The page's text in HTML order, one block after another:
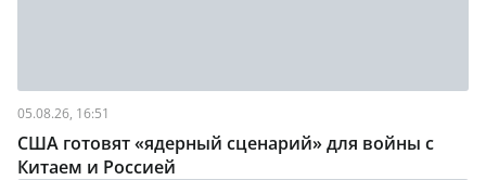
05.08.26, 16:51
США готовят «ядерный сценарий» для войны с
Китаем и Россией